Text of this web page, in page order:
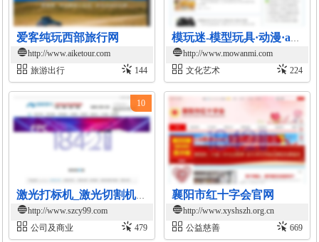
爱客纯玩西部旅行网
http://www.aiketour.com
旅游出行
144
http://www.mowanmi.com
文化艺术
224
激光打标机_激光切割机-深圳超越激光自动化激光设备制造商
http://www.szcy99.com
公司及商业
479
10
襄阳市红十字会官网
http://www.xyshszh.org.cn
公益慈善
669